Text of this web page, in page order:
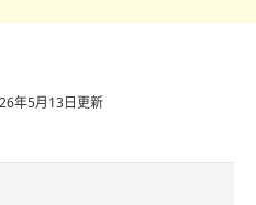
年5月13日更新